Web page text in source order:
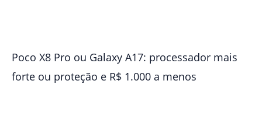
Poco X8 Pro ou Galaxy A17: processador mais
forte ou proteção e R$ 1.000 a menos